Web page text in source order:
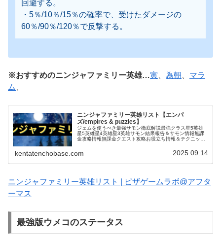
回避する。
・5％/10％/15％の確率で、受けたダメージの
60％/90％/120％で反撃する。
※おすすめのニンジャファミリー英雄…寅 為朝
マラ
ム
ニンジャファミリー英雄リスト【エンパ
ズ/empires & puzzles】
ジェムを使うべき最強サモン徹底解説最強クラス星5英雄
星5英雄星4英雄星3英雄サモン結果報告＆サモン情報無課
金攻略情報無課金クエスト攻略お役立ち情報＆テクニック
kentatenchobase.com 2025.09.14
ニンジャファミリー英雄リスト | ピザゲームラボ@アフタ
ーマス
最強版ウメコのステータス